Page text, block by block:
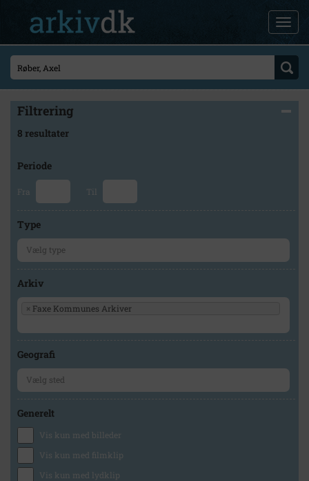
Filtrering
8 resultater
Periode
Fra Til
Type
Arkiv
× Faxe Kommunes Arkiver
Geografi
Generelt
Vis kun med billeder
Vis kun med filmklip
Vis kun med lydklip